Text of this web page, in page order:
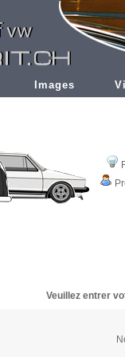
Images
Veuillez entrer